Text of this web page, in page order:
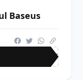
Baseus
AFF